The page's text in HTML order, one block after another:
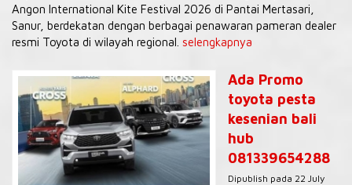
Angon International Kite Festival 2026 di Pantai Mertasari,
Sanur, berdekatan dengan berbagai penawaran pameran dealer
resmi Toyota di wilayah regional. selengkapnya
Ada Promo
toyota pesta
kesenian bali
hub
081339654288
Dipublish pada 22 July